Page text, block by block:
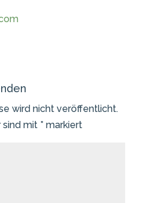
wird nicht veröffentlicht.
sind mit *markiert